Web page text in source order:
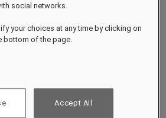
다 절약하며 특별 혜택을 누리세요.
social networks.
your choices at any time by clicking on
bottom of the page.
Accept All